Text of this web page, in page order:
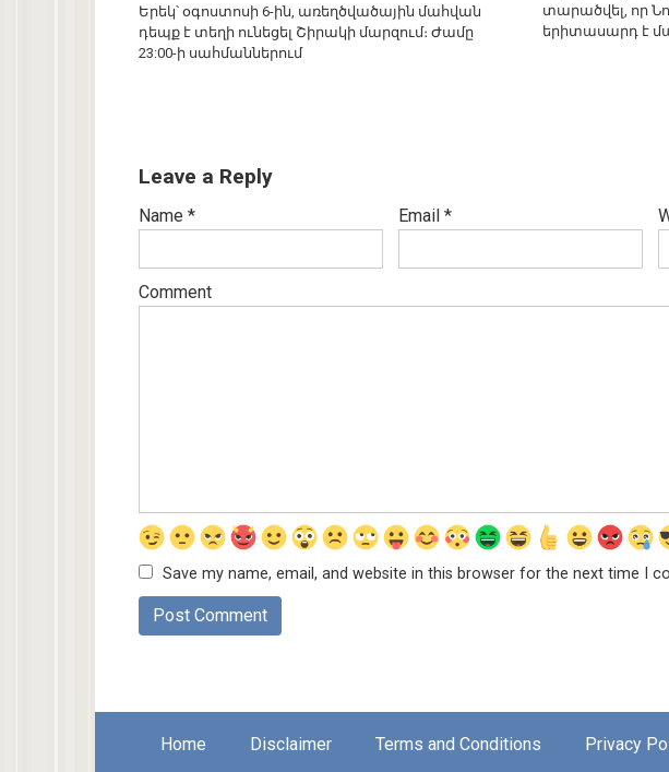
Երեկ՝ օգոստոսի 6-ին, առեղծվածային մահվան
դեպք է տեղի ունեցել Շիրակի մարզում։ Ժամը
23:00-ի սահմաններում
տարածվել, որ
երիտասարդ է
Leave a Reply
Name * Email *
Comment
Save my name, email, and website in this browser for the next time I
Home Disclaimer Terms and Conditions Privacy